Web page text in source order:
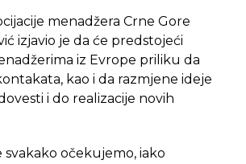
menadžera Crne Gore
izjavio je da će predstojeći
iz Evrope priliku da
kao i da razmjene ideje
i do realizacije novih
svakako očekujemo, iako